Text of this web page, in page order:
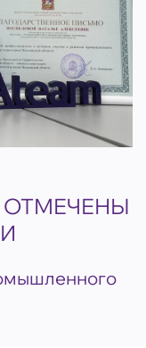
ОТМЕЧЕНЫ